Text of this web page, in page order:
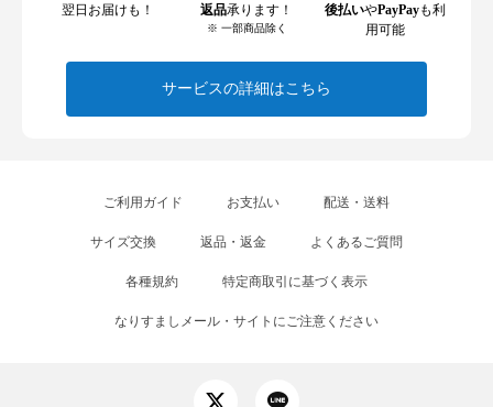
翌日お届けも！
返品承ります！
※ 一部商品除く
後払いやPayPayも利
用可能
サービスの詳細はこちら
ご利用ガイド お支払い 配送・送料
サイズ交換 返品・返金 よくあるご質問
各種規約 特定商取引に基づく表示
なりすましメール・サイトにご注意ください